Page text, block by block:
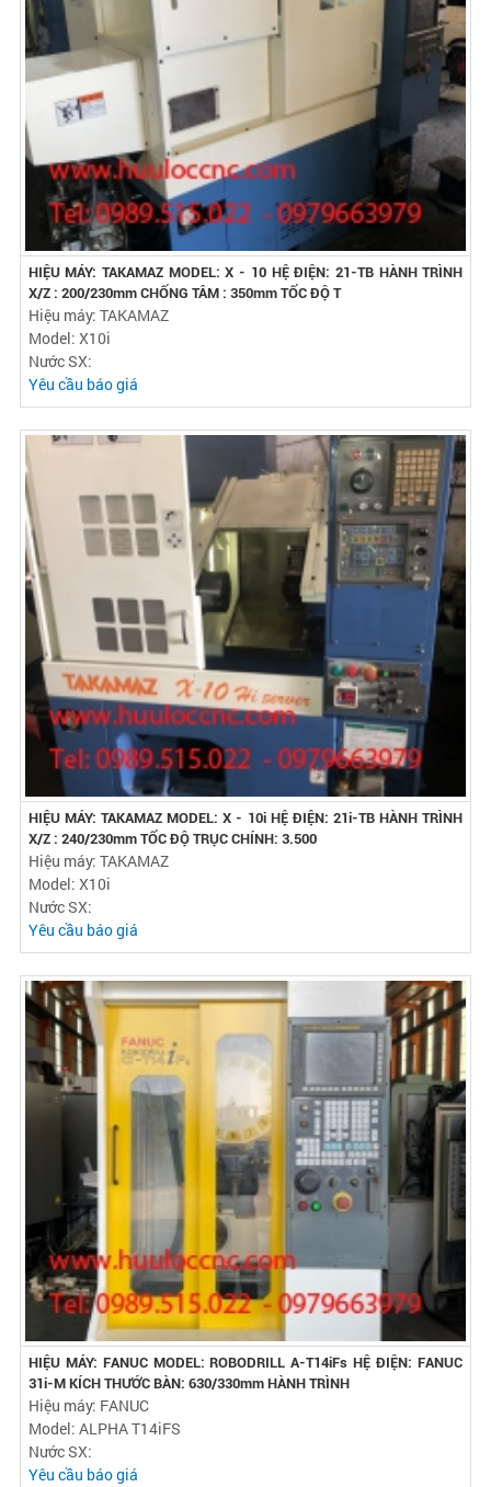
HIỆU MÁY: TAKAMAZ MODEL: X - 10 HỆ ĐIỆN: 21-TB HÀNH TRÌNH
X/Z : 200/230mm CHỐNG TÂM : 350mm TỐC ĐỘ T
Hiệu máy: TAKAMAZ
Model: X10i
Nước SX:
Yêu cầu báo giá
HIỆU MÁY: TAKAMAZ MODEL: X - 10i HỆ ĐIỆN: 21i-TB HÀNH TRÌNH
X/Z : 240/230mm TỐC ĐỘ TRỤC CHÍNH: 3.500
Hiệu máy: TAKAMAZ
Model: X10i
Nước SX:
Yêu cầu báo giá
HIỆU MÁY: FANUC MODEL: ROBODRILL Α-T14iFs HỆ ĐIỆN: FANUC
31i-M KÍCH THƯỚC BÀN: 630/330mm HÀNH TRÌNH
Hiệu máy: FANUC
Model: ALPHA T14iFS
Nước SX:
Yêu cầu báo giá